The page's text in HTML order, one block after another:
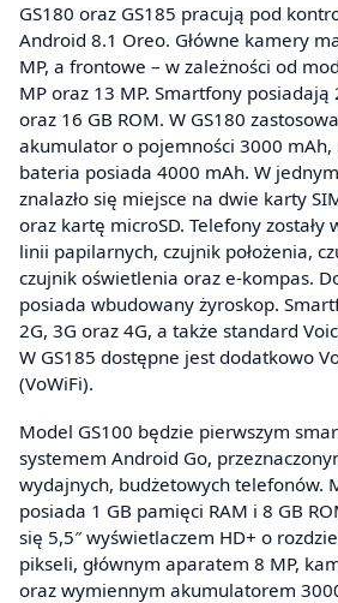
GS180 oraz GS185 pracują pod
Android 8.1 Oreo. Główne kamery
MP, a frontowe – w zależności od
MP oraz 13 MP. Smartfony posiadają
oraz 16 GB ROM. W GS180
akumulator o pojemności 3000 mAh,
bateria posiada 4000 mAh. W
znalazło się miejsce na dwie karty
oraz kartę microSD. Telefony zostały
linii papilarnych, czujnik położenia,
czujnik oświetlenia oraz e-kompas.
posiada wbudowany żyroskop.
2G, 3G oraz 4G, a także standard
W GS185 dostępne jest dodatkowo
(VoWiFi).
Model GS100 będzie pierwszym
systemem Android Go,
wydajnych, budżetowych telefonów.
posiada 1 GB pamięci RAM i 8 GB
się 5,5″ wyświetlaczem HD+ o
pikseli, głównym aparatem 8 MP,
oraz wymiennym akumulatorem